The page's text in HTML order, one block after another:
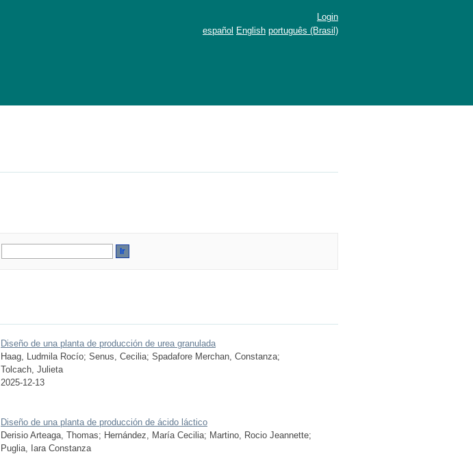
Login
español English português (Brasil)
Diseño de una planta de producción de urea granulada
Haag, Ludmila Rocío; Senus, Cecilia; Spadafore Merchan, Constanza;
Tolcach, Julieta
2025-12-13
Diseño de una planta de producción de ácido láctico
Derisio Arteaga, Thomas; Hernández, María Cecilia; Martino, Rocio Jeannette;
Puglia, Iara Constanza